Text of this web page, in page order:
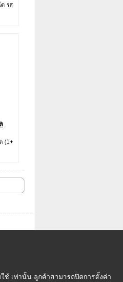
ช้ เท่านั้น ลูกค้าสามารถปิดการตั้งค่า
รส
(1+